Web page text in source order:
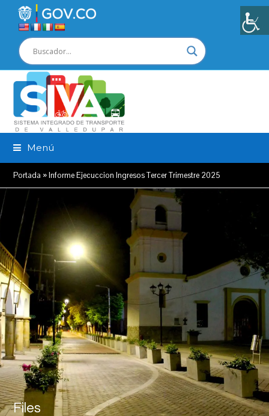
Menú
Portada »Informe Ejecuccion Ingresos Tercer Trimestre 2025
Files